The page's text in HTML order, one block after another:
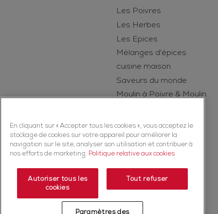
Les Poivres
Les Herbes
Les Epices
Mélanges d'épices
cuisine maison
Saveurs du monde
Moulin à Poivre & Moulin
Le Secret des Epices
Copyright © 2026 Ducros (McCormick & Company, Inc). Tous droits
En cliquant sur « Accepter tous les cookies », vous acceptez le
stockage de cookies sur votre appareil pour améliorer la
navigation sur le site, analyser son utilisation et contribuer à
nos efforts de marketing. Politique relative aux cookies
Autoriser tous les
cookies
Tout refuser
Paramètres des